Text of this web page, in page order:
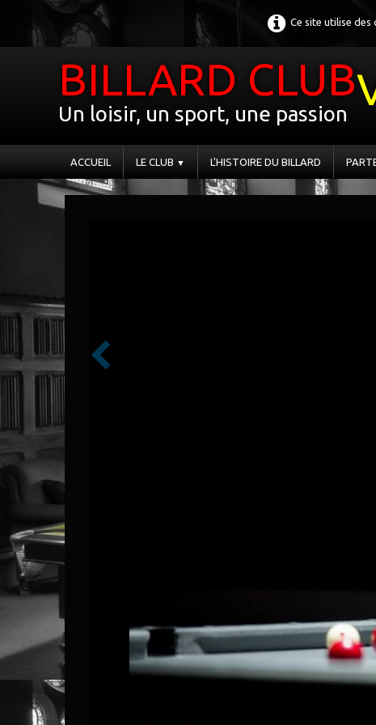
Ce site utilise des
BILLARD CLUB
Un loisir, un sport, une passion
ACCUEIL LE CLUB ▼ L'HISTOIRE DU BILLARD